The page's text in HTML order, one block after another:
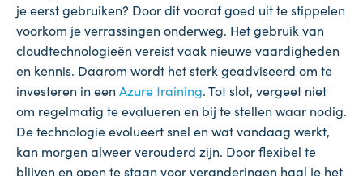
je eerst gebruiken? Door dit vooraf goed uit te stippelen
voorkom je verrassingen onderweg. Het gebruik van
cloudtechnologieën vereist vaak nieuwe vaardigheden
en kennis. Daarom wordt het sterk geadviseerd om te
investeren in een Azure training. Tot slot, vergeet niet
om regelmatig te evalueren en bij te stellen waar nodig.
De technologie evolueert snel en wat vandaag werkt,
kan morgen alweer verouderd zijn. Door flexibel te
blijven en open te staan voor veranderingen haal je het